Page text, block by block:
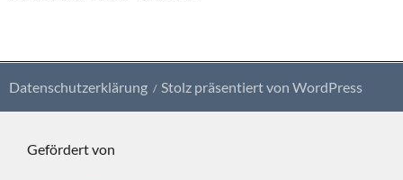
Datenschutzerklärung Stolz präsentiert von WordPress
Gefördert von